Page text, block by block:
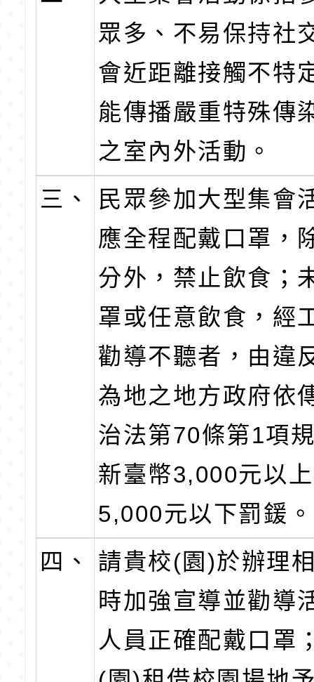
眾多、不易保持社
會近距離接觸不特
能傳播嚴重特殊傳
之室內外活動。
三、
民眾參加大型集會
應全程配戴口罩，
分外，禁止飲食；
罩或任意飲食，經
勸導不聽者，由違
為地之地方政府依
治法第70條第1項
新臺幣3,000元以
5,000元以下罰鍰。
四、
請貴校(園)於辦理
時加強宣導並勸導
人員正確配戴口罩